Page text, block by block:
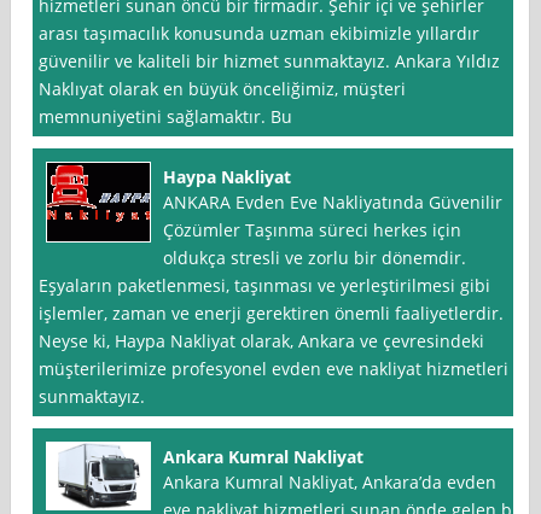
hizmetleri sunan öncü bir firmadır. Şehir içi ve şehirler
arası taşımacılık konusunda uzman ekibimizle yıllardır
güvenilir ve kaliteli bir hizmet sunmaktayız. Ankara Yıldız
Naklıyat olarak en büyük önceliğimiz, müşteri
memnuniyetini sağlamaktır. Bu
Haypa Nakliyat
ANKARA Evden Eve Nakliyatında Güvenilir
Çözümler Taşınma süreci herkes için
oldukça stresli ve zorlu bir dönemdir.
Eşyaların paketlenmesi, taşınması ve yerleştirilmesi gibi
işlemler, zaman ve enerji gerektiren önemli faaliyetlerdir.
Neyse ki, Haypa Nakliyat olarak, Ankara ve çevresindeki
müşterilerimize profesyonel evden eve nakliyat hizmetleri
sunmaktayız.
Ankara Kumral Nakliyat
Ankara Kumral Nakliyat, Ankara’da evden